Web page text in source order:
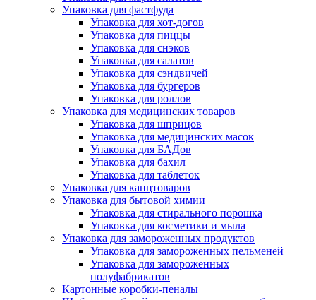
Упаковка для фастфуда
Упаковка для хот-догов
Упаковка для пиццы
Упаковка для снэков
Упаковка для салатов
Упаковка для сэндвичей
Упаковка для бургеров
Упаковка для роллов
Упаковка для медицинских товаров
Упаковка для шприцов
Упаковка для медицинских масок
Упаковка для БАДов
Упаковка для бахил
Упаковка для таблеток
Упаковка для канцтоваров
Упаковка для бытовой химии
Упаковка для стирального порошка
Упаковка для косметики и мыла
Упаковка для замороженных продуктов
Упаковка для замороженных пельменей
Упаковка для замороженных
полуфабрикатов
Картонные коробки-пеналы